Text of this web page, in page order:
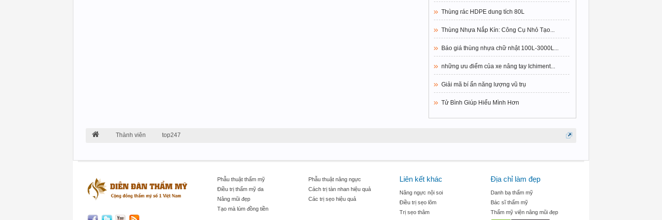
Thùng rác HDPE dung tích 80L
Thùng Nhựa Nắp Kín: Công Cụ Nhỏ Tạo...
Báo giá thùng nhựa chữ nhật 100L-3000L...
những ưu điểm của xe nâng tay Ichiment...
Giải mã bí ẩn năng lượng vũ trụ
Tử Bình Giúp Hiểu Mình Hơn
Thành viên top247
Phẫu thuật thẩm mỹ
Điều trị thẩm mỹ da
Nâng mũi đẹp
Tạo mà lúm đồng tiền
Phẫu thuật nâng ngực
Cách trị tàn nhan hiệu quả
Các trị sẹo hiệu quả
Liên kết khác
Nâng ngực nội soi
Điều trị sẹo lõm
Trị sẹo thâm
Địa chỉ làm đẹp
Danh bạ thẩm mỹ
Bác sĩ thẩm mỹ
Thẩm mỹ viện nâng mũi đẹp